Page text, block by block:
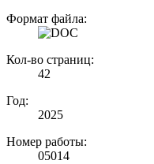
Формат файла:
Кол-во страниц:
42
Год:
2025
Номер работы:
05014